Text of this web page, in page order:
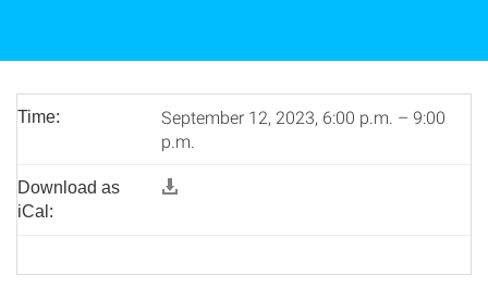
Time:
September 12, 2023, 6:00 p.m. – 9:00
p.m.
Download as
iCal: